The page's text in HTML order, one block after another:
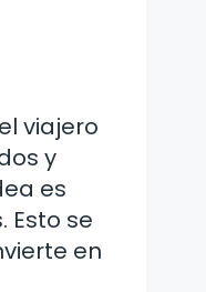
viajero
y
es
Esto se
en